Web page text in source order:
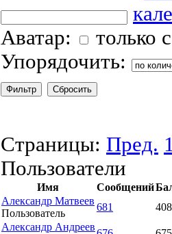
Аватар:
только
Упорядочить:
Страницы: Пред.
Пользователи
Имя Сообщений
Александр Матвеев
Пользователь
681
408
Александр Андреев